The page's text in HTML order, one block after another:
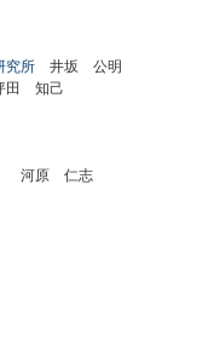
究所 井坂 公明
田 知己
河原 仁志